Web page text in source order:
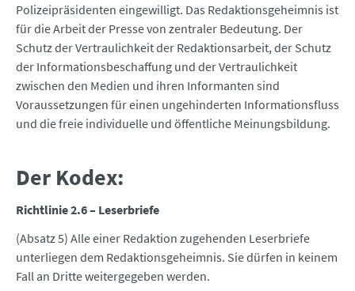
Polizeipräsidenten eingewilligt. Das Redaktionsgeheimnis ist
für die Arbeit der Presse von zentraler Bedeutung. Der
Schutz der Vertraulichkeit der Redaktionsarbeit, der Schutz
der Informationsbeschaffung und der Vertraulichkeit
zwischen den Medien und ihren Informanten sind
Voraussetzungen für einen ungehinderten Informationsfluss
und die freie individuelle und öffentliche Meinungsbildung.
Der Kodex:
Richtlinie 2.6 – Leserbriefe
(Absatz 5) Alle einer Redaktion zugehenden Leserbriefe
unterliegen dem Redaktionsgeheimnis. Sie dürfen in keinem
Fall an Dritte weitergegeben werden.